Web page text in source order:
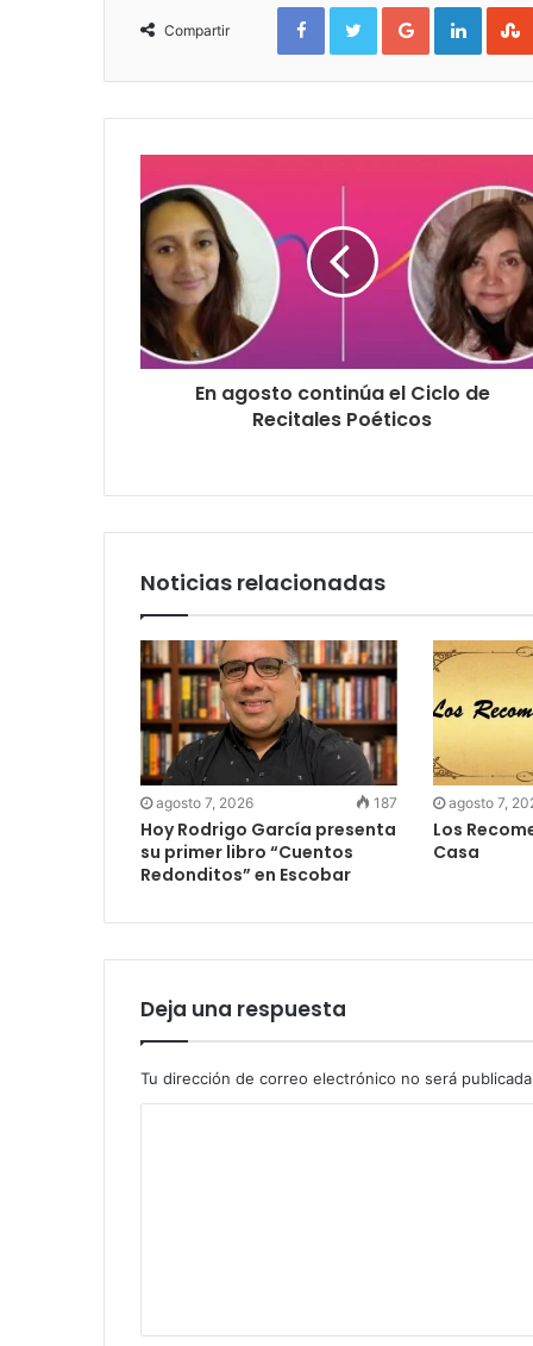
Compartir
FacebookTwitterGoogle+
En agosto continúa el Ciclo de
Recitales Poéticos
Noticias relacionadas
agosto 7, 2026 187
Hoy Rodrigo García presenta
su primer libro “Cuentos
Redonditos” en Escobar
agosto 7,
Los
Casa
Deja una respuesta
Tu dirección de correo electrónico no será